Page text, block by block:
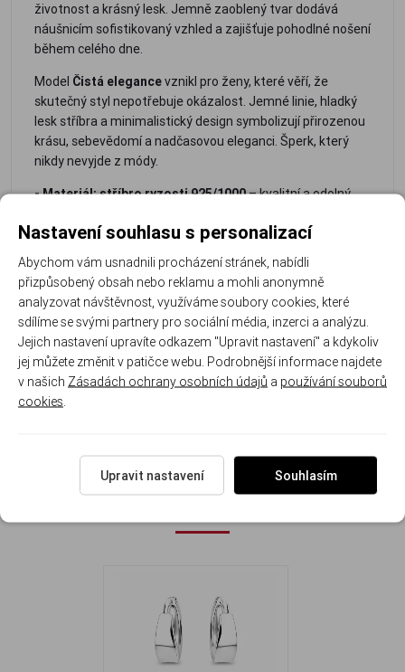
životnost a krásný lesk. Jemně zaoblený tvar dodává
náušnicím sofistikovaný vzhled a zajišťuje pohodlné nošení
během celého dne.
Model Čistá elegancevznikl pro ženy, které věří, že
skutečný styl nepotřebuje okázalost. Jemné linie, hladký
lesk stříbra a minimalistický design symbolizují přirozenou
krásu, sebevědomí a nadčasovou eleganci. Šperk, který
nikdy nevyjde z módy.
- Materiál: stříbro ryzosti 925/1000– kvalitní a odolný
- Minimalistický design– nadčasová elegance bez
zdobení
- Hladký lesklý povrch
– elegantní a luxusní vzhled
- Lehké a pohodlné nošení
– ideální na každý den
- Univerzální styl
– hodí se ke všemu
- Skvělý tip na dárek– elegantní šperk pro každou ženu
Průměr náušnice: 1.1 cm Šířka náušnice: 0.46 cm
Hmotnost náušnic: 1.8 g
Nastavení souhlasu s personalizací
Abychom vám usnadnili procházení stránek, nabídli
přizpůsobený obsah nebo reklamu a mohli anonymně
analyzovat návštěvnost, využíváme soubory cookies, které
sdílíme se svými partnery pro sociální média, inzerci a analýzu.
Jejich nastavení upravíte odkazem "Upravit nastavení" a kdykoliv
jej můžete změnit v patičce webu. Podrobnější informace najdete
v našich Zásadách ochrany osobních údajů a používání souborů
cookies
Upravit nastavení Souhlasím